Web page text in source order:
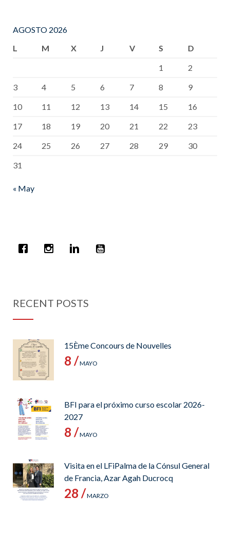
AGOSTO 2026
L
M X J V S
D
1
2
3
4 5 6 7 8
9
10
11 12 13 14 15
16
17
18 19 20 21 22
23
24
25 26 27 28 29
30
31
« May
RECENT POSTS
15Ème Concours de Nouvelles
8 /MAYO
BFI para el próximo curso escolar 2026-
2027
8 /MAYO
Visita en el LFiPalma de la Cónsul General
de Francia, Azar Agah Ducrocq
28 /MARZO